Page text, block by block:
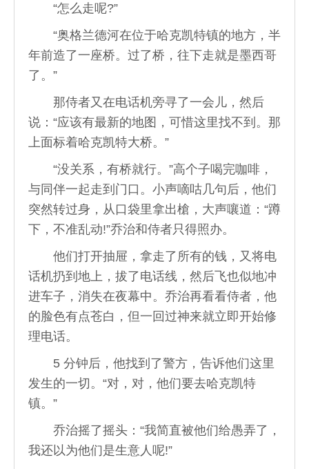
“怎么走呢?”
“奥格兰德河在位于哈克凯特镇的地方，半
年前造了一座桥。过了桥，往下走就是墨西哥
了。”
那侍者又在电话机旁寻了一会儿，然后
说：“应该有最新的地图，可惜这里找不到。那
上面标着哈克凯特大桥。”
“没关系，有桥就行。”高个子喝完咖啡，
与同伴一起走到门口。小声嘀咕几句后，他们
突然转过身，从口袋里拿出槍，大声嚷道：“蹲
下，不准乱动!”乔治和侍者只得照办。
他们打开抽屉，拿走了所有的钱，又将电
话机扔到地上，拔了电话线，然后飞也似地冲
进车子，消失在夜幕中。乔治再看看侍者，他
的脸色有点苍白，但一回过神来就立即开始修
理电话。
5 分钟后，他找到了警方，告诉他们这里
发生的一切。“对，对，他们要去哈克凯特
镇。”
乔治摇了摇头：“我简直被他们给愚弄了，
我还以为他们是生意人呢!”